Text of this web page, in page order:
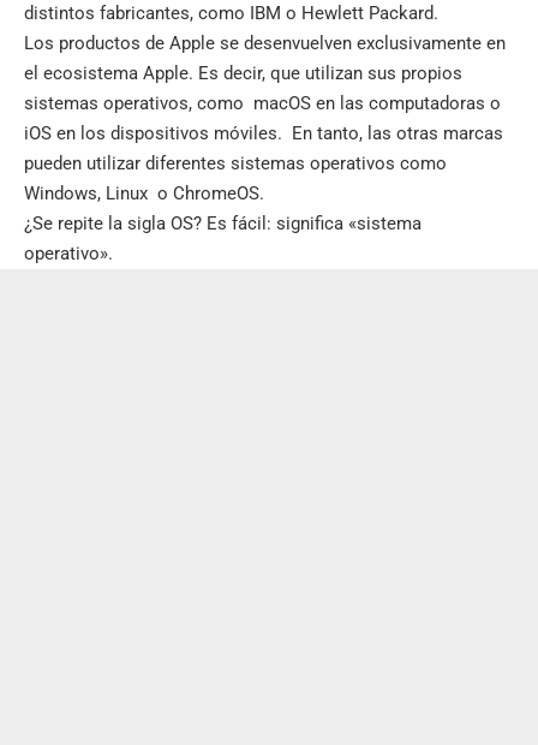
distintos fabricantes, como IBM o Hewlett Packard.
Los productos de Apple se desenvuelven exclusivamente en
el ecosistema Apple. Es decir, que utilizan sus propios
sistemas operativos, como macOS en las computadoras o
iOS en los dispositivos móviles. En tanto, las otras marcas
pueden utilizar diferentes sistemas operativos como
Windows, Linux o ChromeOS.
¿Se repite la sigla OS? Es fácil: significa «sistema
operativo».